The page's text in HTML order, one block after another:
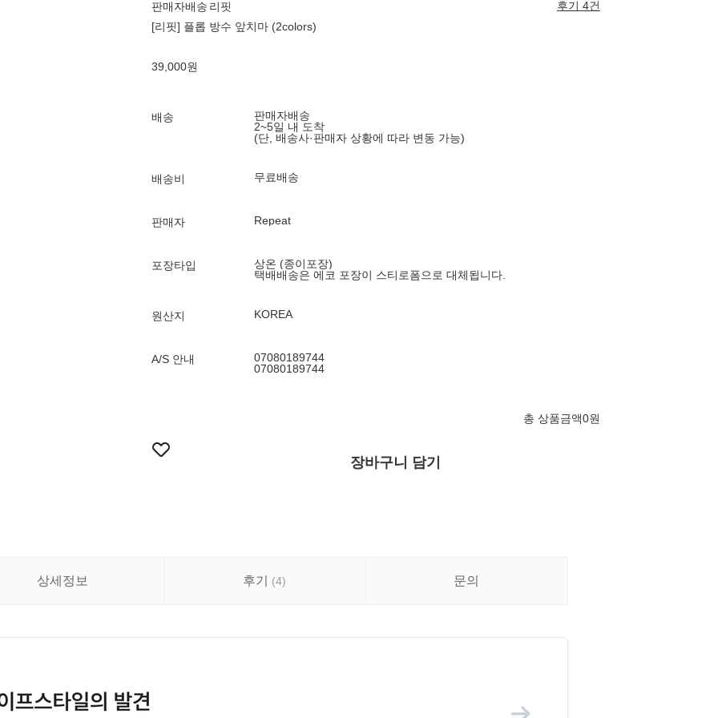
판매자배송 리핏
후기 4건
[리핏] 플롭 방수 앞치마 (2colors)
39,000원
배송
판매자배송
2~5일 내 도착
(단, 배송사·판매자 상황에 따라 변동 가능)
배송비 무료배송
판매자 Repeat
포장타입
상온 (종이포장)
택배배송은 에코 포장이 스티로폼으로 대체됩니다.
원산지 KOREA
A/S 안내
07080189744
07080189744
총 상품금액0원
장바구니 담기
상세정보 후기 (4) 문의